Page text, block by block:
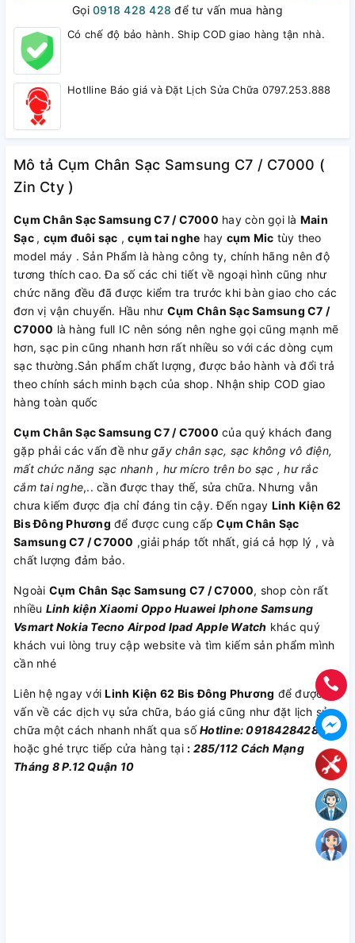
Gọi0918 428 428 để tư vấn mua hàng
Có chế độ bảo hành. Ship COD giao hàng tận nhà.
Hotlline Báo giá và Đặt Lịch Sửa Chữa 0797.253.888
Mô tả Cụm Chân Sạc Samsung C7 / C7000 (
Zin Cty )
Cụm Chân Sạc Samsung C7 / C7000 hay còn gọi là Main
Sạc , cụm đuôi sạc ,cụm tai nghe hay cụm Mic tùy theo
model máy . Sản Phẩm là hàng công ty, chính hãng nên độ
tương thích cao. Đa số các chi tiết về ngoại hình cũng như
chức năng đều đã được kiểm tra trước khi bàn giao cho các
đơn vị vận chuyển. Hầu như Cụm Chân Sạc Samsung C7 /
C7000 là hàng full IC nên sóng nên nghe gọi cũng mạnh mẽ
hơn, sạc pin cũng nhanh hơn rất nhiều so với các dòng cụm
sạc thường.Sản phẩm chất lượng, được bảo hành và đổi trả
theo chính sách minh bạch của shop. Nhận ship COD giao
hàng toàn quốc
Cụm Chân Sạc Samsung C7 / C7000 của quý khách đang
gặp phải các vấn đề như gãy chân sạc, sạc không vô điện,
mất chức năng sạc nhanh , hư mícro trên bo sạc , hư rắc
cắm tai nghe,.. cần được thay thế, sửa chữa. Nhưng vẫn
chưa kiếm được địa chỉ đáng tin cậy. Đến ngay Linh Kiện 62
Bis Đông Phương để được cung cấpCụm Chân Sạc
Samsung C7 / C7000 ,giải pháp tốt nhất, giá cả hợp lý , và
chất lượng đảm bảo.
Ngoài Cụm Chân Sạc Samsung C7 / C7000, shop còn rất
nhiều Linh kiện Xiaomi Oppo Huawei Iphone Samsung
Vsmart Nokia Tecno Airpod Ipad Apple Watch khác quý
khách vui lòng truy cập website và tìm kiếm sản phẩm mình
cần nhé
Liên hệ ngay vớiLinh Kiện 62 Bis Đông Phương để được tư
vấn về các dịch vụ sửa chữa, báo giá cũng như đặt lịch sửa
chữa một cách nhanh nhất qua sốHotline: 0918428428
hoặc ghé trực tiếp cửa hàng tại : 285/112 Cách Mạng
Tháng 8 P.12 Quận 10